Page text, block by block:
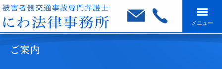
メニュー
ご案内